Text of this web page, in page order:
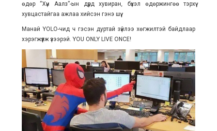
өдөр “Хүн Аалз”-ын дүрд хувиран, бүхэл өдөржингөө тэрхүү
хувцастайгаа ажлаа хийсэн гэнэ шүү.
Манай YOLO-чид ч гэсэн дуртай зүйлээ хөгжилтэй байдлаар
хэрэгжүүлж үзээрэй. YOU ONLY LIVE ONCE!